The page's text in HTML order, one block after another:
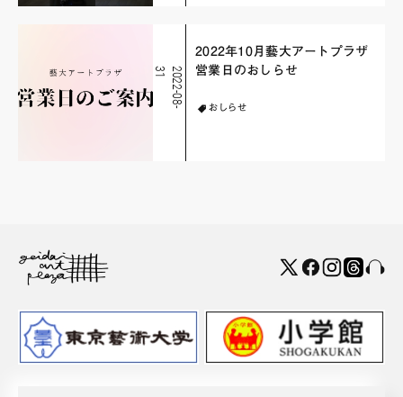
2
0
2
2
-
0
8
-
3
1
2022年10月藝大アートプラザ
営業日のおしらせ
おしらせ